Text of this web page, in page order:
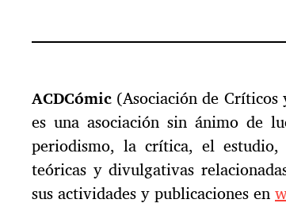
ACDCómic (Asociación de Críticos
es una asociación sin ánimo de
periodismo, la crítica, el
teóricas y divulgativas
sus actividades y publicaciones en